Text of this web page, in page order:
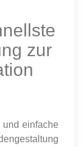
zur
einfache